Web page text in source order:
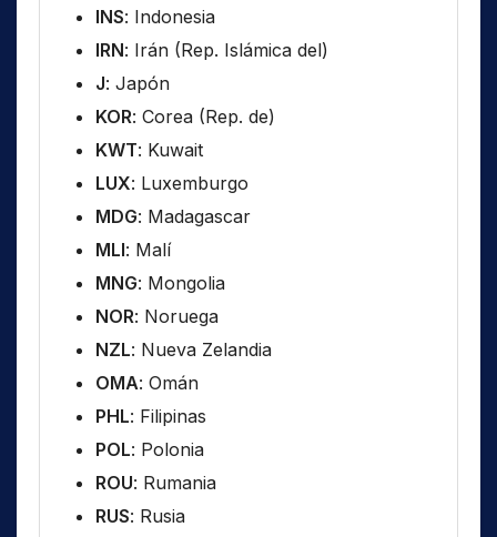
INS: Indonesia
IRN: Irán (Rep. Islámica del)
J: Japón
KOR: Corea (Rep. de)
KWT: Kuwait
LUX: Luxemburgo
MDG: Madagascar
MLI: Malí
MNG: Mongolia
NOR: Noruega
NZL: Nueva Zelandia
OMA: Omán
PHL: Filipinas
POL: Polonia
ROU: Rumania
RUS: Rusia